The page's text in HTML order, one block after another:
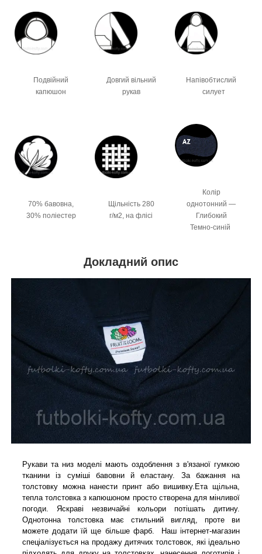
Подвійний
капюшон
Довгий вільний
рукав
Напівобтислий
силует
70% бавовна,
30% поліестер
Щільність 280
г/м2, на флісі
Колір
однотонний —
Глибокий
Темно-синій
Докладний опис
Рукави та низ моделі мають оздоблення з в'язаної гумкою
тканини із суміші бавовни й еластану. За бажання на
толстовку можна нанести принт або вишивку.Ета щільна,
тепла толстовка з капюшоном просто створена для мінливої
погоди. Яскраві незвичайні кольори потішать дитину.
Однотонна толстовка має стильний вигляд, проте ви
можете додати їй ще більше фарб.
Наш інтернет-магазин
спеціалізується на продажу дитячих толстовок, які ідеально